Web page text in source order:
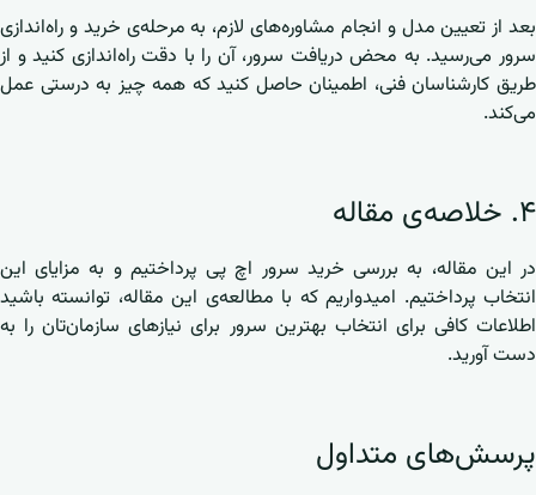
بعد از تعیین مدل و انجام مشاوره‌های لازم، به مرحله‌ی خرید و راه‌اندازی
سرور می‌رسید. به محض دریافت سرور، آن را با دقت راه‌اندازی کنید و از
طریق کارشناسان فنی، اطمینان حاصل کنید که همه چیز به درستی عمل
می‌کند.
۴. خلاصه‌ی مقاله
در این مقاله، به بررسی خرید سرور اچ پی پرداختیم و به مزایای این
انتخاب پرداختیم. امیدواریم که با مطالعه‌ی این مقاله، توانسته باشید
اطلاعات کافی برای انتخاب بهترین سرور برای نیازهای سازمان‌تان را به
دست آورید.
پرسش‌های متداول